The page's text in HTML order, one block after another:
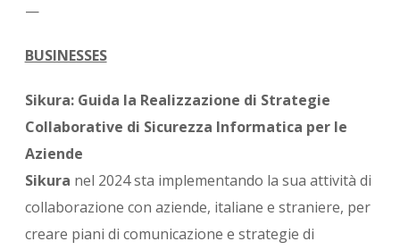
—
BUSINESSES
Sikura: Guida la Realizzazione di Strategie
Collaborative di Sicurezza Informatica per le
Aziende
Sikura nel 2024 sta implementando la sua attività di
collaborazione con aziende, italiane e straniere, per
creare piani di comunicazione e strategie di